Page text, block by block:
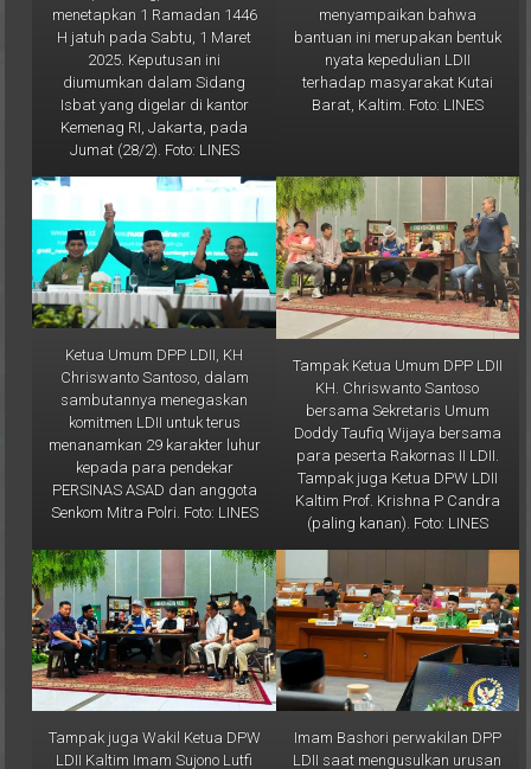
H jatuh pada Sabtu, 1 Maret
2025. Keputusan ini
diumumkan dalam Sidang
Isbat yang digelar di kantor
Kemenag RI, Jakarta, pada
Jumat (28/2). Foto: LINES
bantuan ini merupakan bentuk
nyata kepedulian LDII
terhadap masyarakat Kutai
Barat, Kaltim. Foto: LINES
Ketua Umum DPP LDII, KH
Chriswanto Santoso, dalam
sambutannya menegaskan
komitmen LDII untuk terus
menanamkan 29 karakter luhur
kepada para pendekar
PERSINAS ASAD dan anggota
Senkom Mitra Polri. Foto: LINES
Tampak Ketua Umum DPP LDII
KH. Chriswanto Santoso
bersama Sekretaris Umum
Doddy Taufiq Wijaya bersama
para peserta Rakornas II LDII.
Tampak juga Ketua DPW LDII
Kaltim Prof. Krishna P Candra
(paling kanan). Foto: LINES
Tampak juga Wakil Ketua DPW
LDII Kaltim Imam Sujono Lutfi
(paling kanan). Foto: LINES
Imam Bashori perwakilan DPP
LDII saat mengusulkan urusan
haji pada satu kementerian